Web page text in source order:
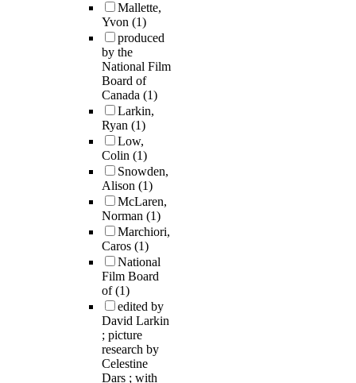
Mallette,
Yvon (1)
produced
by the
National Film
Board of
Canada (1)
Larkin,
Ryan (1)
Low,
Colin (1)
Snowden,
Alison (1)
McLaren,
Norman (1)
Marchiori,
Caros (1)
National
Film Board
of(1)
edited by
David Larkin
; picture
research by
Celestine
Dars ; with